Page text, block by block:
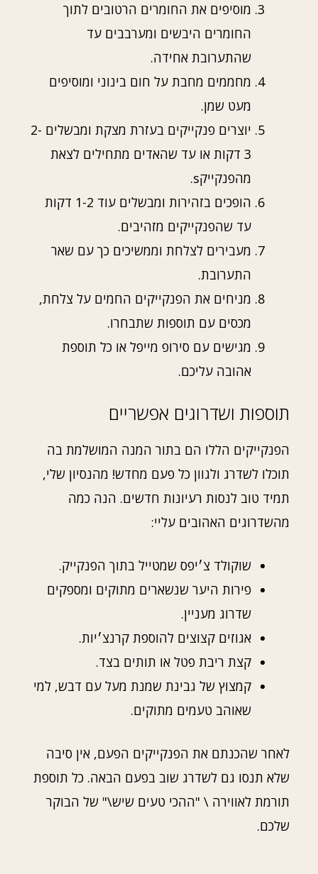
מוסיפים את החומרים הרטובים לתוך
החומרים היבשים ומערבבים עד
שהתערובת אחידה.
מחממים מחבת על חום בינוני ומוסיפים
מעט שמן.
יוצרים פנקייקים בעזרת מצקת ומבשלים 2-
3 דקות או עד שהאדים מתחילים לצאת
מהפנקייקs.
הופכים בזהירות ומבשלים עוד 1-2 דקות
עד שהפנקייקים מזהיבים.
מעבירים לצלחת וממשיכים כך עם שאר
התערובת.
מניחים את הפנקייקים החמים על צלחת,
מכסים עם תוספות שתבחרו.
מגישים עם סירופ מייפל או כל תוספת
אהובה עליכם.
תוספות ושדרוגים אפשריים
הפנקייקים הללו הם בתור המנה המושלמת בה
תוכלו לשדרג ולגוון כל פעם מחדש! מהנסיון שלי,
תמיד טוב לנסות רעיונות חדשים. הנה כמה
מהשדרוגים האהובים עליי:
שוקולד צ׳יפס שמטייל בתוך הפנקייק.
פירות היער שנשארים מתוקים ומספקים
שדרוג מעניין.
אגוזים קצוצים להוספת קרנצ׳יות.
קצת ריבת פטל או תותים בצד.
קמצוץ של גבינת שמנת מעל עם דבש, למי
שאוהב טעמים מתוקים.
לאחר שהכנתם את הפנקייקים הפעם, אין סיבה
שלא תנסו גם לשדרג שוב בפעם הבאה. כל תוספת
תורמת לאווירה \ "ההכי טעים שיש\" של הבוקר
שלכם.